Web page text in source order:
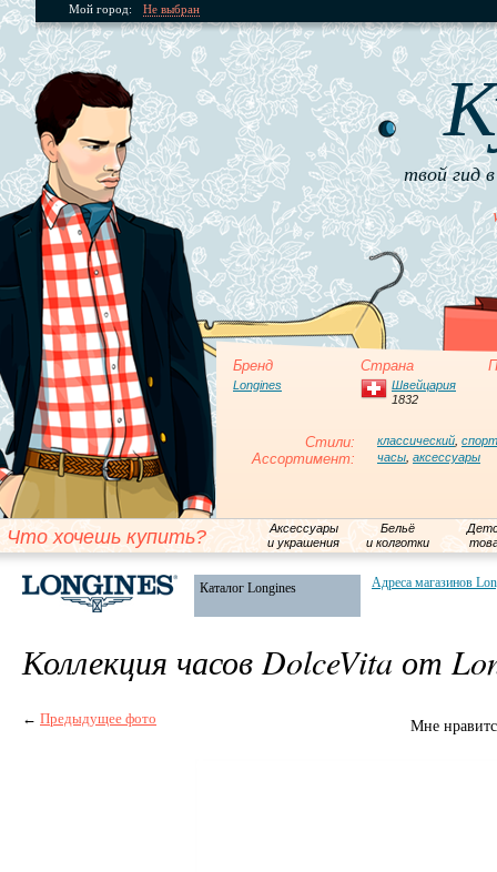
Мой город: Не выбран
твой гид
Бренд Страна
Longines
Швейцария
1832
Стили: классический спорт
Ассортимент: часы аксессуары
Что хочешь купить?
Аксессуары
и украшения
Бельё
и колготки
Каталог Longines Адреса магазинов
Коллекция часов DolceVita от
← Предыдущее фото Мне